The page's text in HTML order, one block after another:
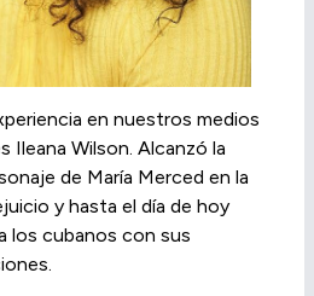
en nuestros medios
Ileana Wilson. Alcanzó la
de María Merced en la
y hasta el día de hoy
los cubanos con sus